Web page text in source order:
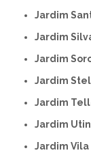
Jardim
Jardim
Jardim
Jardim
Jardim
Jardim
Jardim